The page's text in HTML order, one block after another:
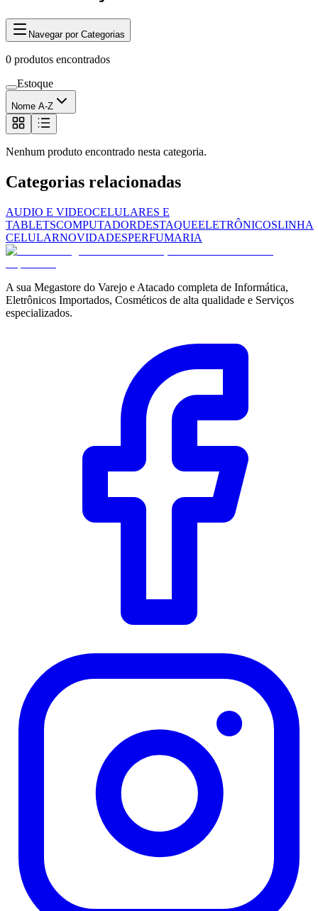
Navegar por Categorias
0 produtos encontrados
Estoque
Nome A-Z
Nenhum produto encontrado nesta categoria.
Categorias relacionadas
AUDIO E VIDEOCELULARES E
TABLETSCOMPUTADORDESTAQUEELETRÔNICOSLINHA
CELULARNOVIDADESPERFUMARIA
A sua Megastore do Varejo e Atacado completa de Informática,
Eletrônicos Importados, Cosméticos de alta qualidade e Serviços
especializados.